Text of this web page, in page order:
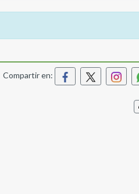
Compartir en: